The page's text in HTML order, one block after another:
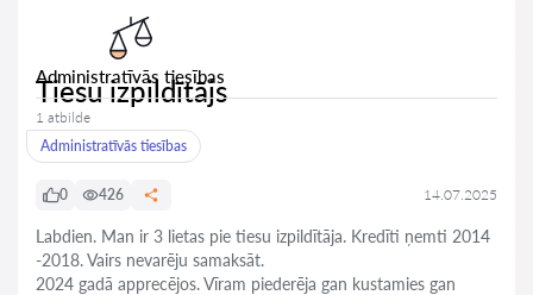
Administratīvās tiesības
Tiesu izpildītājs
1 atbilde
Administratīvās tiesības
0 426 14.07.2025
Labdien. Man ir 3 lietas pie tiesu izpildītāja. Kredīti ņemti 2014
-2018. Vairs nevarēju samaksāt.
2024 gadā apprecējos. Vīram piederēja gan kustamies gan